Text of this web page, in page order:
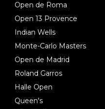
Open de Roma
Open 13 Provence
Indian Wells
Monte-Carlo Masters
Open de Madrid
Roland Garros
Halle Open
Queen's